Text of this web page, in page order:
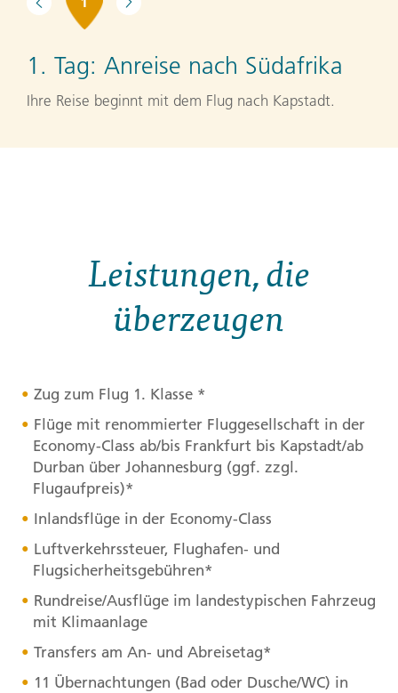
1. Tag: Anreise nach Südafrika
Ihre Reise beginnt mit dem Flug nach Kapstadt.
Leistungen, die
überzeugen
Zug zum Flug 1. Klasse *
Flüge mit renommierter Fluggesellschaft in der
Economy-Class ab/bis Frankfurt bis Kapstadt/ab
Durban über Johannesburg (ggf. zzgl.
Flugaufpreis)*
Inlandsflüge in der Economy-Class
Luftverkehrssteuer, Flughafen- und
Flugsicherheitsgebühren*
Rundreise/Ausflüge im landestypischen Fahrzeug
mit Klimaanlage
Transfers am An- und Abreisetag*
11 Übernachtungen (Bad oder Dusche/WC) in